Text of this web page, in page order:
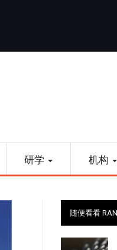
研学 机构
随便看看